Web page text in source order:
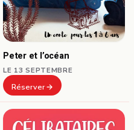
Peter et l’océan
LE 13 SEPTEMBRE
Réserver